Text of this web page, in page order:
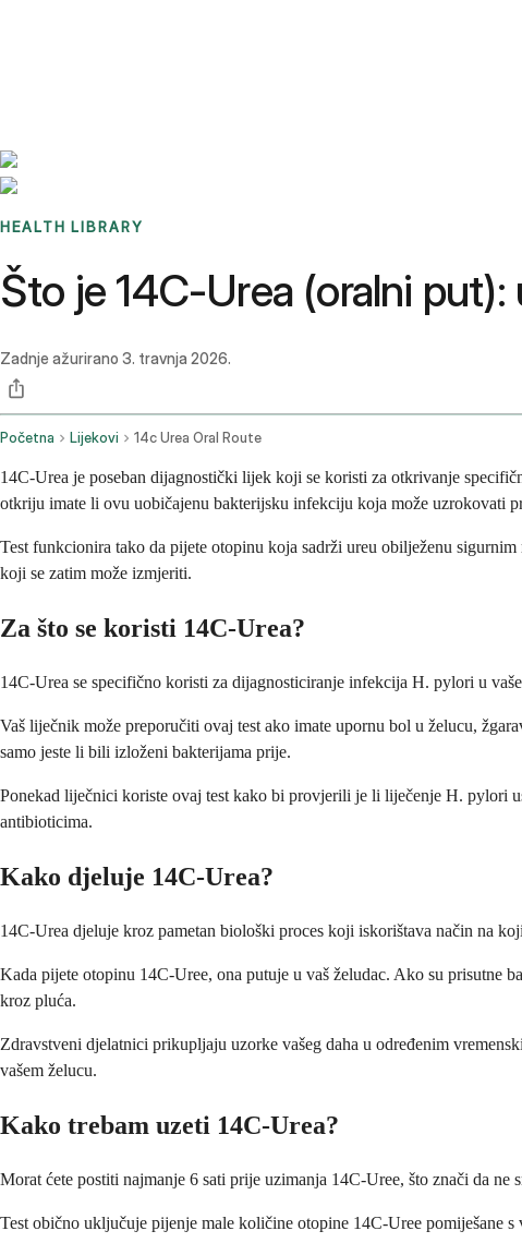
HEALTH LIBRARY
Što je 14C-Urea (oralni
Zadnje ažurirano 3. travnja 2026.
Početna Lijekovi 14c Urea Oral Route
14C-Urea je poseban dijagnostički lijek koji se koristi za otkrivanje
otkriju imate li ovu uobičajenu bakterijsku infekciju koja može uzrokovati
Test funkcionira tako da pijete otopinu koja sadrži ureu obilježenu
koji se zatim može izmjeriti.
Za što se koristi 14C-Urea?
14C-Urea se specifično koristi za dijagnosticiranje infekcija H. pylori u
Vaš liječnik može preporučiti ovaj test ako imate upornu bol u želucu,
samo jeste li bili izloženi bakterijama prije.
Ponekad liječnici koriste ovaj test kako bi provjerili je li liječenje H. pylori
antibioticima.
Kako djeluje 14C-Urea?
14C-Urea djeluje kroz pametan biološki proces koji iskorištava način na
Kada pijete otopinu 14C-Uree, ona putuje u vaš želudac. Ako su
kroz pluća.
Zdravstveni djelatnici prikupljaju uzorke vašeg daha u određenim
vašem želucu.
Kako trebam uzeti 14C-Urea?
Morat ćete postiti najmanje 6 sati prije uzimanja 14C-Uree, što znači da
Test obično uključuje pijenje male količine otopine 14C-Uree pomiješane